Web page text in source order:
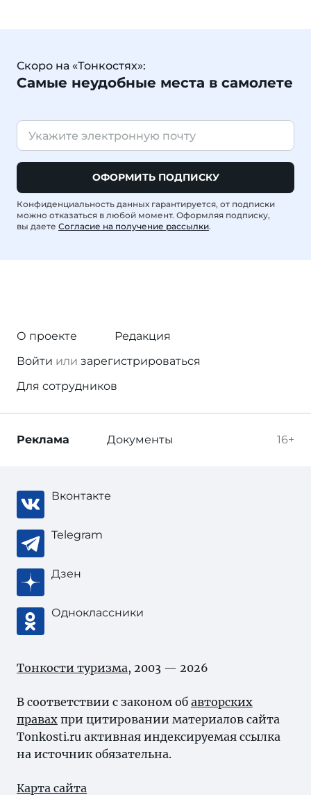
Скоро на «Тонкостях»:
Самые неудобные места в самолете
ОФОРМИТЬ ПОДПИСКУ
Конфиденциальность данных гарантируется, от подписки
можно отказаться в любой момент. Оформляя подписку,
вы даете Согласие на получение рассылки.
О проекте
Редакция
Войти или зарегистрироваться
Для сотрудников
16+
Реклама Документы
Вконтакте
Telegram
Дзен
Одноклассники
Тонкости туризма, 2003 — 2026
В соответствии с законом об авторских
правах при цитировании материалов сайта
Tonkosti.ru активная индексируемая ссылка
на источник обязательна.
Карта сайта